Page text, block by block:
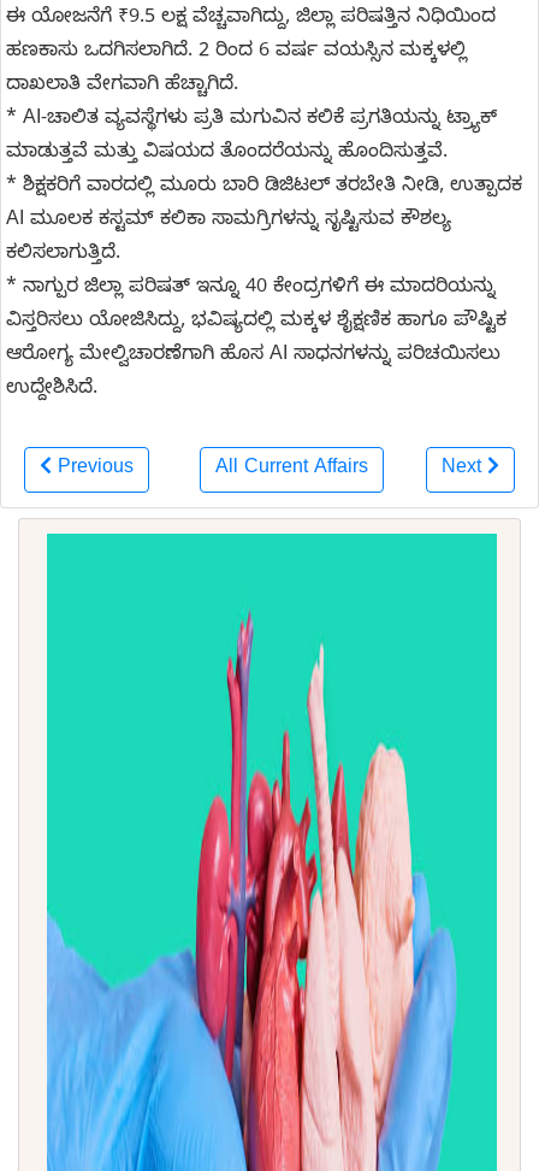
ಈ ಯೋಜನೆಗೆ ₹9.5 ಲಕ್ಷ ವೆಚ್ಚವಾಗಿದ್ದು, ಜಿಲ್ಲಾ ಪರಿಷತ್ತಿನ ನಿಧಿಯಿಂದ
ಹಣಕಾಸು ಒದಗಿಸಲಾಗಿದೆ. 2 ರಿಂದ 6 ವರ್ಷ ವಯಸ್ಸಿನ ಮಕ್ಕಳಲ್ಲಿ
ದಾಖಲಾತಿ ವೇಗವಾಗಿ ಹೆಚ್ಚಾಗಿದೆ.
* AI-ಚಾಲಿತ ವ್ಯವಸ್ಥೆಗಳು ಪ್ರತಿ ಮಗುವಿನ ಕಲಿಕೆ ಪ್ರಗತಿಯನ್ನು ಟ್ರ್ಯಾಕ್
ಮಾಡುತ್ತವೆ ಮತ್ತು ವಿಷಯದ ತೊಂದರೆಯನ್ನು ಹೊಂದಿಸುತ್ತವೆ.
* ಶಿಕ್ಷಕರಿಗೆ ವಾರದಲ್ಲಿ ಮೂರು ಬಾರಿ ಡಿಜಿಟಲ್ ತರಬೇತಿ ನೀಡಿ, ಉತ್ಪಾದಕ
AI ಮೂಲಕ ಕಸ್ಟಮ್ ಕಲಿಕಾ ಸಾಮಗ್ರಿಗಳನ್ನು ಸೃಷ್ಟಿಸುವ ಕೌಶಲ್ಯ
ಕಲಿಸಲಾಗುತ್ತಿದೆ.
* ನಾಗ್ಪುರ ಜಿಲ್ಲಾ ಪರಿಷತ್ ಇನ್ನೂ 40 ಕೇಂದ್ರಗಳಿಗೆ ಈ ಮಾದರಿಯನ್ನು
ವಿಸ್ತರಿಸಲು ಯೋಜಿಸಿದ್ದು, ಭವಿಷ್ಯದಲ್ಲಿ ಮಕ್ಕಳ ಶೈಕ್ಷಣಿಕ ಹಾಗೂ ಪೌಷ್ಟಿಕ
ಆರೋಗ್ಯ ಮೇಲ್ವಿಚಾರಣೆಗಾಗಿ ಹೊಸ AI ಸಾಧನಗಳನ್ನು ಪರಿಚಯಿಸಲು
ಉದ್ದೇಶಿಸಿದೆ.
Previous All Current Affairs Next